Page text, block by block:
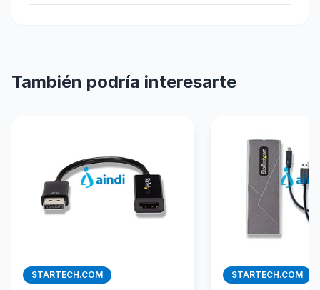
También podría interesarte
STARTECH.COM STARTECH.COM